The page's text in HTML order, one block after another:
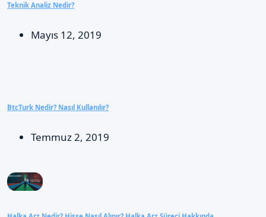
Teknik Analiz Nedir?
Mayıs 12, 2019
BtcTurk Nedir? Nasıl Kullanılır?
Temmuz 2, 2019